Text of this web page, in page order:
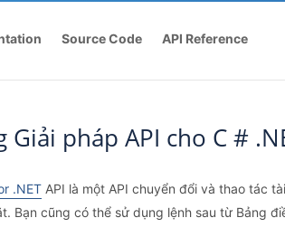
Source Code API Reference
pháp API cho C #
.NET API là một API chuyển đổi và thao tác
Bạn cũng có thể sử dụng lệnh sau từ Bảng